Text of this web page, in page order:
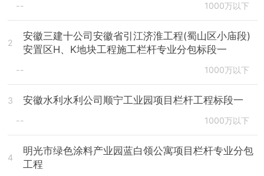
-- 1000万以下
2
安徽三建十公司安徽省引江济淮工程(蜀山区小庙段)
安置区H、K地块工程施工栏杆专业分包标段一
-- 1000万以下
3 安徽水利水利公司顺宁工业园项目栏杆工程标段一
-- 1000万以下
4
明光市绿色涂料产业园蓝白领公寓项目栏杆专业分包
工程